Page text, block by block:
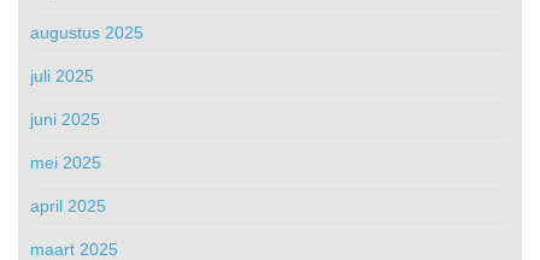
augustus 2025
juli 2025
juni 2025
mei 2025
april 2025
maart 2025